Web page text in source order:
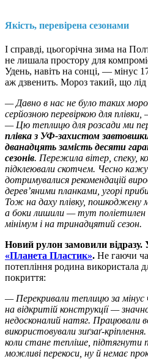
Якість, перевірена сезонами
І справді, цьогорічна зима на
не лишала простору для
Удень, навіть на сонці, — мінус
аж дзвенить. Мороз такий, що лід
— Давно в нас не було таких
серйозною перевіркою для
— Цю теплицю для розсади ми
плівка з УФ-захистом
дванадцять замість десяти
сезонів. Пережила вітер, спеку,
підклеювали скотчем. Чесно
дотримувалися рекомендацій
дерев’яними планками, угорі
Тож на даху плівку, пошкоджену
а боки лишили — тут
мінімум і на тринадцятий сезон.
Новий рулон замовили
«Планета Пластик». Не гаючи
потепління родина використала
покриття:
— Перекривали теплицю за мінус
на відкритій конструкції —
недосконалий натяг. Працювали
використовували зиґзаґ-
коли стане тепліше, підтягнути
можливі перекоси, ну й немає